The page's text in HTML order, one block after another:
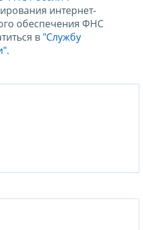
интернет-
обеспечения ФНС
в "Службу